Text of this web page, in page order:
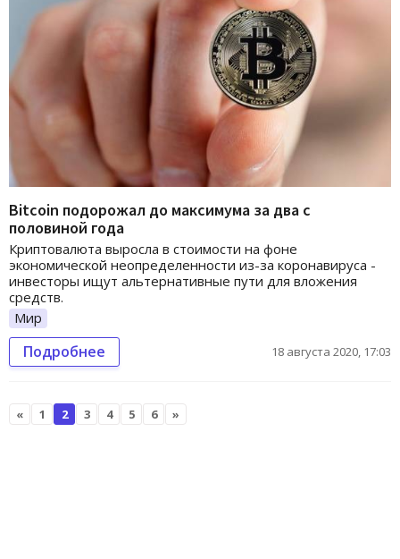
Bitcoin подорожал до максимума за два с
половиной года
Криптовалюта выросла в стоимости на фоне
экономической неопределенности из-за коронавируса -
инвесторы ищут альтернативные пути для вложения
средств.
Мир
Подробнее 18 августа 2020, 17:03
« 1 2 3 4 5 6 »